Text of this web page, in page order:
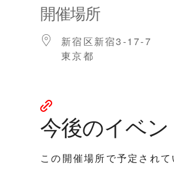
開催場所
新宿区新宿3-17-7
東京都
今後のイベン
この開催場所で予定され